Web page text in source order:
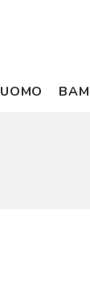
UOMO